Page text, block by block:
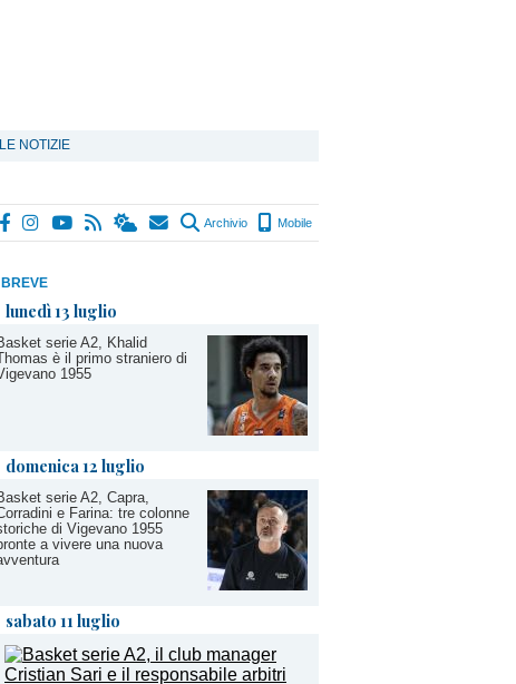
NOTIZIE
Archivio Mobile
BREVE
lunedì 13 luglio
serie A2, Khalid
è il primo straniero di
1955
domenica 12 luglio
serie A2, Capra,
e Farina: tre colonne
di Vigevano 1955
a vivere una nuova
sabato 11 luglio